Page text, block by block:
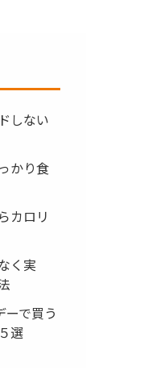
しない
かり食
カロリ
く実
で買う
選